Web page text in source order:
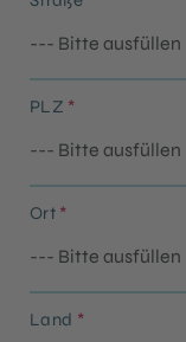
PLZ *
Ort *
Land *